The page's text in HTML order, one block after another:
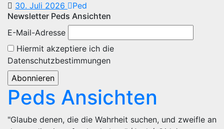
30. Juli 2026
Ped
Newsletter Peds Ansichten
E-Mail-Adresse
Hiermit akzeptiere ich die
Datenschutzbestimmungen
Peds Ansichten
"Glaube denen, die die Wahrheit suchen, und zweifle an